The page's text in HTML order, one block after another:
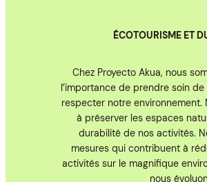
ÉCOTOURISME ET
Chez Proyecto Akua, nous
l’importance de prendre soin
respecter notre environnement.
à préserver les espaces
durabilité de nos activités.
mesures qui contribuent à
activités sur le magnifique
nous